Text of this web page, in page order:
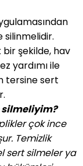
silinmelidir.
şekilde, hav
yardımı ile
tersine sert
silmeliyim?
çok ince
Temizlik
sert silmeler ya